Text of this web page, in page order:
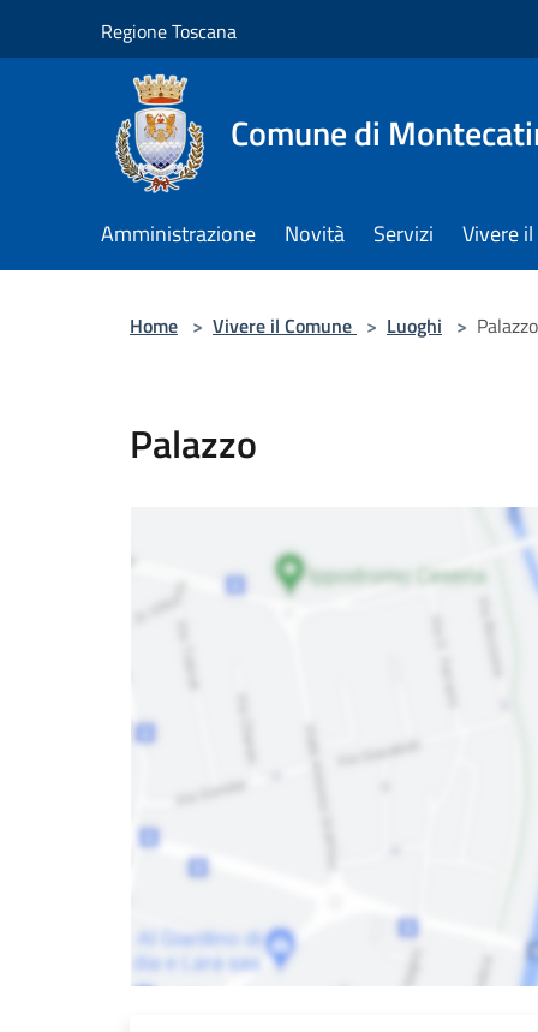
Regione Toscana
Comune di
Amministrazione Novità Servizi Vivere
Home > Vivere il Comune > Luoghi > Palazzo
Palazzo